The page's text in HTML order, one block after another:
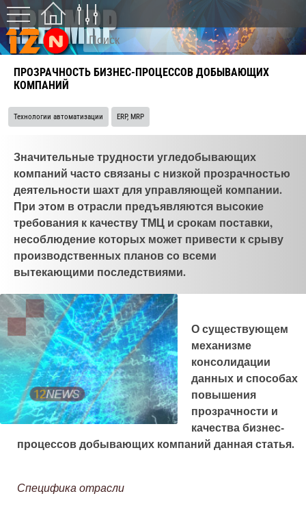
ПРОЗРАЧНОСТЬ БИЗНЕС-ПРОЦЕССОВ ДОБЫВАЮЩИХ
КОМПАНИЙ
Технологии автоматизации ERP, MRP
Значительные трудности угледобывающих
компаний часто связаны с низкой прозрачностью
деятельности шахт для управляющей компании.
При этом в отрасли предъявляются высокие
требования к качеству ТМЦ и срокам поставки,
несоблюдение которых может привести к срыву
производственных планов со всеми
вытекающими последствиями.
О существующем
механизме
консолидации
данных и способах
повышения
прозрачности и
качества бизнес-
процессов добывающих компаний данная статья.
Специфика отрасли